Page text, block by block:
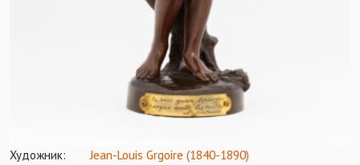
Художник:
Jean-Louis Grgoire (1840-1890)